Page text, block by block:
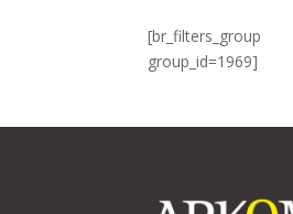
[br_filters_group
group_id=1969]